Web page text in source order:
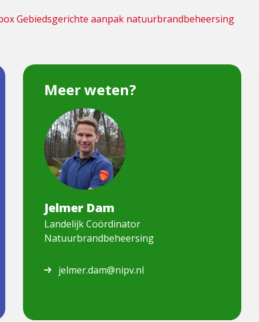
Gebiedsgerichte aanpak natuurbrandbeheersing
Meer weten?
een
afbeelding
Jelmer Dam
Landelijk Coördinator
Natuurbrandbeheersing
jelmer.dam@nipv.nl